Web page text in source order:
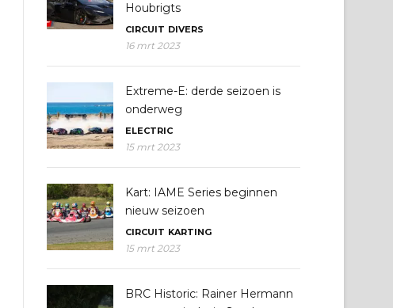
Houbrigts
CIRCUIT DIVERS
16 mrt 2023
Extreme-E: derde seizoen is
onderweg
ELECTRIC
15 mrt 2023
Kart: IAME Series beginnen
nieuw seizoen
CIRCUIT KARTING
15 mrt 2023
BRC Historic: Rainer Hermann